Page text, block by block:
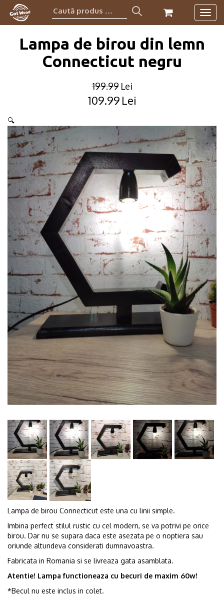
Caută
produs:
Lampa de birou din lemn
Connecticut negru
199.99 Lei
Original
was:
199.99lei.
109.99 Lei
Current
is:
109.99lei.
🔍
Lampa de birou Connecticut este una cu linii simple.
Imbina perfect stilul rustic cu cel modern, se va potrivi pe orice
birou. Dar nu se supara daca este asezata pe o noptiera sau
oriunde altundeva considerati dumnavoastra.
Fabricata in Romania si se livreaza gata asamblata.
Atentie! Lampa functioneaza cu becuri de maxim 60w!
*Becul nu este inclus in colet.